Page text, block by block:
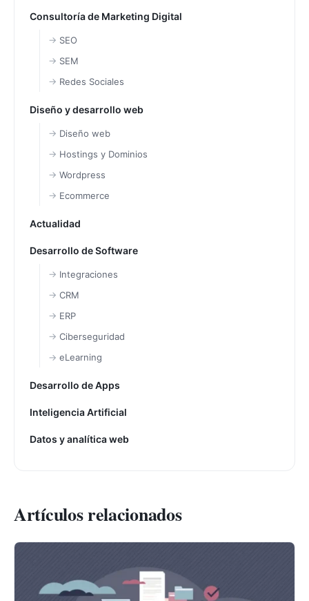
Consultoría de Marketing Digital
SEO
SEM
Redes Sociales
Diseño y desarrollo web
Diseño web
Hostings y Dominios
Wordpress
Ecommerce
Actualidad
Desarrollo de Software
Integraciones
CRM
ERP
Ciberseguridad
eLearning
Desarrollo de Apps
Inteligencia Artificial
Datos y analítica web
Artículos relacionados